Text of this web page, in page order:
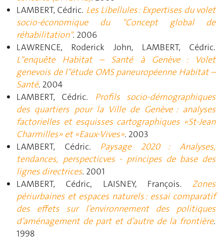
LAMBERT, Cédric. Les Libellules : Expertises du volet
socio-économique du "Concept global de
réhabilitation". 2006
LAWRENCE, Roderick John, LAMBERT, Cédric.
L"enquête Habitat – Santé à Genève : Volet
genevois de l"étude OMS paneuropéenne Habitat –
Santé. 2004
LAMBERT, Cédric. Profils socio-démographiques
des quartiers pour la Ville de Genève : analyses
factorielles et esquisses cartographiques «St-Jean
Charmilles» et «Eaux-Vives». 2003
LAMBERT, Cédric. Paysage 2020 : Analyses,
tendances, perspecticves - principes de base des
lignes directrices. 2001
LAMBERT, Cédric, LAISNEY, François. Zones
périurbaines et espaces naturels : essai comparatif
des effets sur l’environnement des politiques
d’aménagement de part et d’autre de la frontière.
1998